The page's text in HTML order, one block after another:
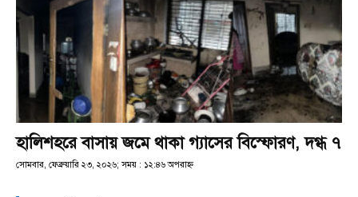
হালিশহরে বাসায় জমে থাকা গ্যাসের বিস্ফোরণ, দগ্ধ ৭
সোমবার, ফেব্রুয়ারি ২৩, ২০২৬; সময় : ১২:৪৬ অপরাহ্ণ